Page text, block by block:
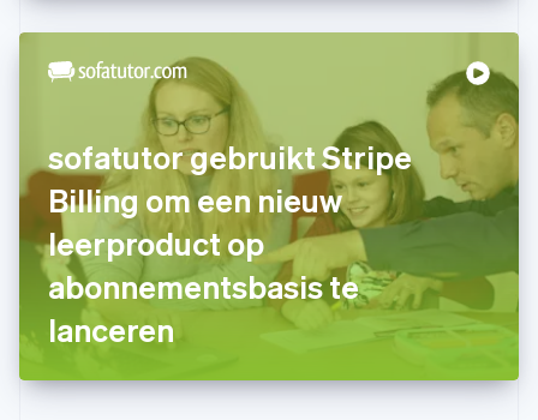
sofatutor gebruikt Stripe
Billing om een nieuw
leerproduct op
abonnementsbasis te
lanceren
English
ItalianoEnglish
Japan
日本語English
Kroatië
EnglishItaliano
Letland
English
Liechtenstein
Litouwen